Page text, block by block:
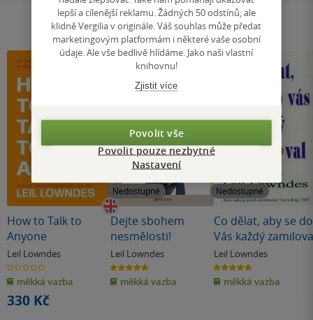
How to Talk to
Anyone
Leil Lowndes
0.0
z
5
hvězdiček
měkká vazba
330 Kč
Nedostupné
Dejte sbohem
nesmělosti!
Leil Lowndes
5.0
z
5
hvězdiček
měkká vazba
Nedostupné
Co dělat, aby se do
Vás každý
Leil Lowndes
5.0
z
5
hvězdiček
měkká vazba
lepší a cílenější reklamu. Žádných 50 odstínů, ale
klidně Vergilia v originále. Váš souhlas může předat
marketingovým platformám i některé vaše osobní
údaje. Ale vše bedlivě hlídáme. Jako naši vlastní
knihovnu!
Zjistit více
Povolit vše
Povolit pouze nezbytné
Nastavení